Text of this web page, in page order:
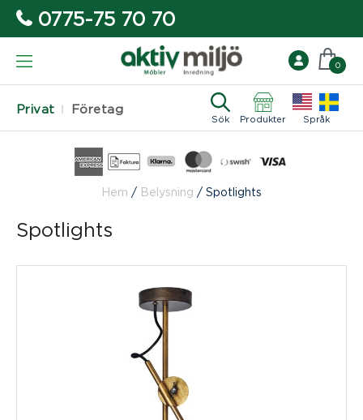
0775-75 70 70
Privat Företag
Sök Produkter Språk
0
Hem / Belysning / Spotlights
Spotlights